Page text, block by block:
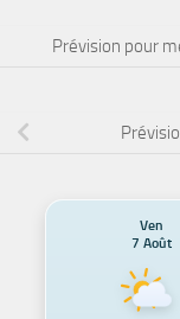
Prévision pour
Ven
7 Août